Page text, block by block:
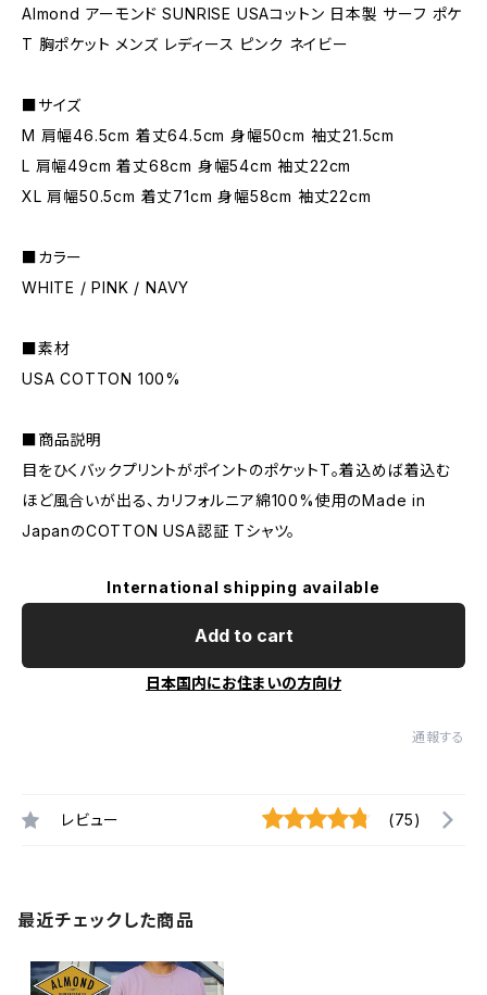
Almond アーモンド SUNRISE USAコットン 日本製 サーフ ポケ
T 胸ポケット メンズ レディース ピンク ネイビー
■サイズ
M 肩幅46.5cm 着丈64.5cm 身幅50cm 袖丈21.5cm
L 肩幅49cm 着丈68cm 身幅54cm 袖丈22cm
XL 肩幅50.5cm 着丈71cm 身幅58cm 袖丈22cm
■カラー
WHITE / PINK / NAVY
■素材
USA COTTON 100%
■商品説明
目をひくバックプリントがポイントのポケットT。着込めば着込む
ほど風合いが出る、カリフォルニア綿100%使用のMade in
JapanのCOTTON USA認証 Tシャツ。
International shipping available
Add to cart
日本国内にお住まいの方向け
通報する
レビュー (75)
最近チェックした商品